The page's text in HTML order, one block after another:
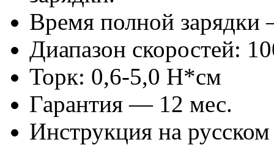
Время полной
Диапазон скоростей:
Торк: 0,6-5,0 Н*см
Гарантия — 12 мес.
Инструкция на